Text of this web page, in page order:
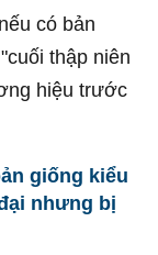
có bản
thập niên
hiệu trước
giống kiểu
nhưng bị